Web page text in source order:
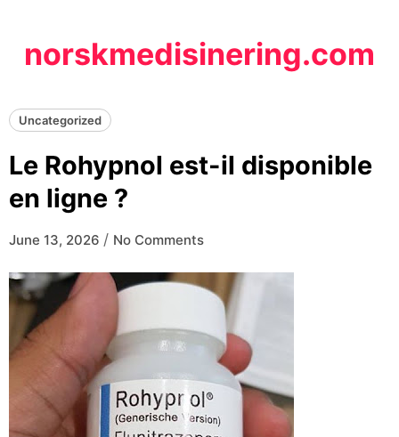
contentnorskmedisinering.com
Uncategorized
Le Rohypnol est-il disponible
en ligne ?
June 13, 2026 / No Comments